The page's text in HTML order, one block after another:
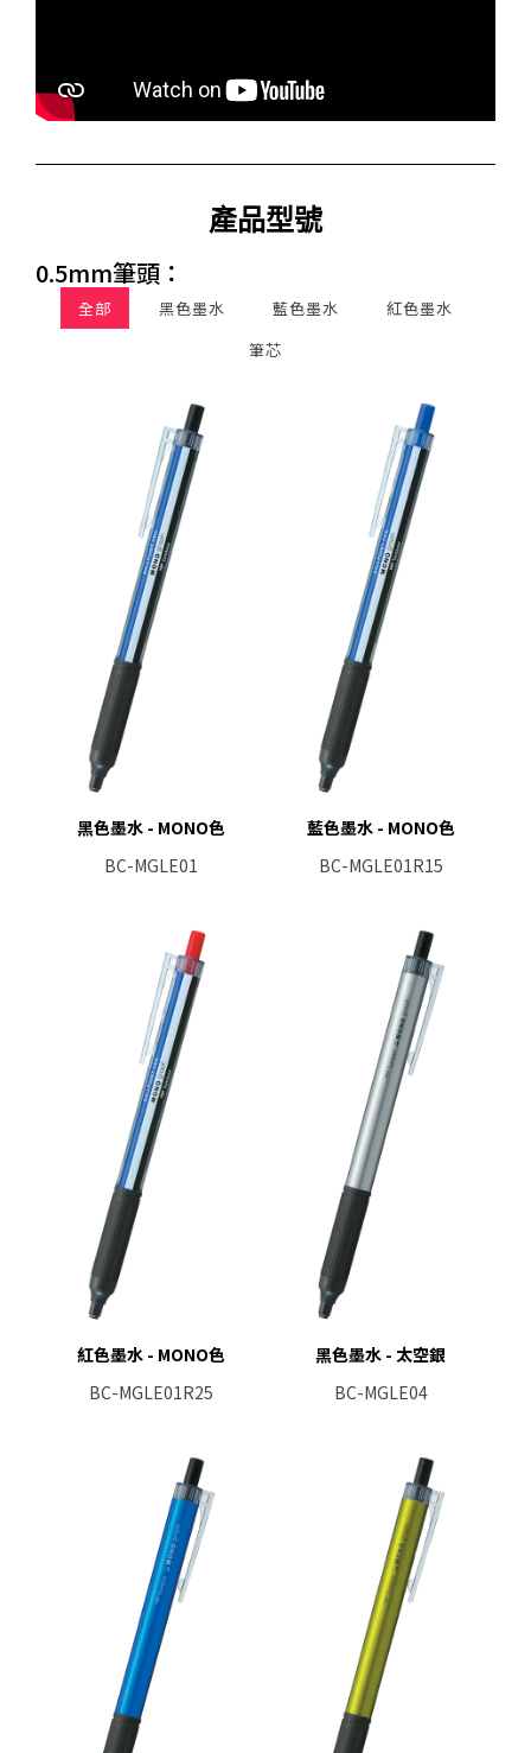
產品型號
0.5mm筆頭：
全部 黑色墨水 藍色墨水
紅色墨水
筆芯
黑色墨水 - MONO色
BC-MGLE01
藍色墨水 - MONO色
BC-MGLE01R15
紅色墨水 - MONO色
BC-MGLE01R25
黑色墨水 - 太空銀
BC-MGLE04